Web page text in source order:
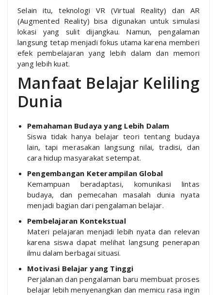
Selain itu, teknologi VR (Virtual Reality) dan AR
(Augmented Reality) bisa digunakan untuk simulasi
lokasi yang sulit dijangkau. Namun, pengalaman
langsung tetap menjadi fokus utama karena memberi
efek pembelajaran yang lebih dalam dan memori
yang lebih kuat.
Manfaat Belajar Keliling
Dunia
Pemahaman Budaya yang Lebih Dalam
Siswa tidak hanya belajar teori tentang budaya
lain, tapi merasakan langsung nilai, tradisi, dan
cara hidup masyarakat setempat.
Pengembangan Keterampilan Global
Kemampuan beradaptasi, komunikasi lintas
budaya, dan pemecahan masalah dunia nyata
menjadi bagian dari pengalaman belajar.
Pembelajaran Kontekstual
Materi pelajaran menjadi lebih nyata dan relevan
karena siswa dapat melihat langsung penerapan
ilmu dalam berbagai situasi.
Motivasi Belajar yang Tinggi
Perjalanan dan pengalaman baru membuat proses
belajar lebih menyenangkan dan memicu rasa ingin